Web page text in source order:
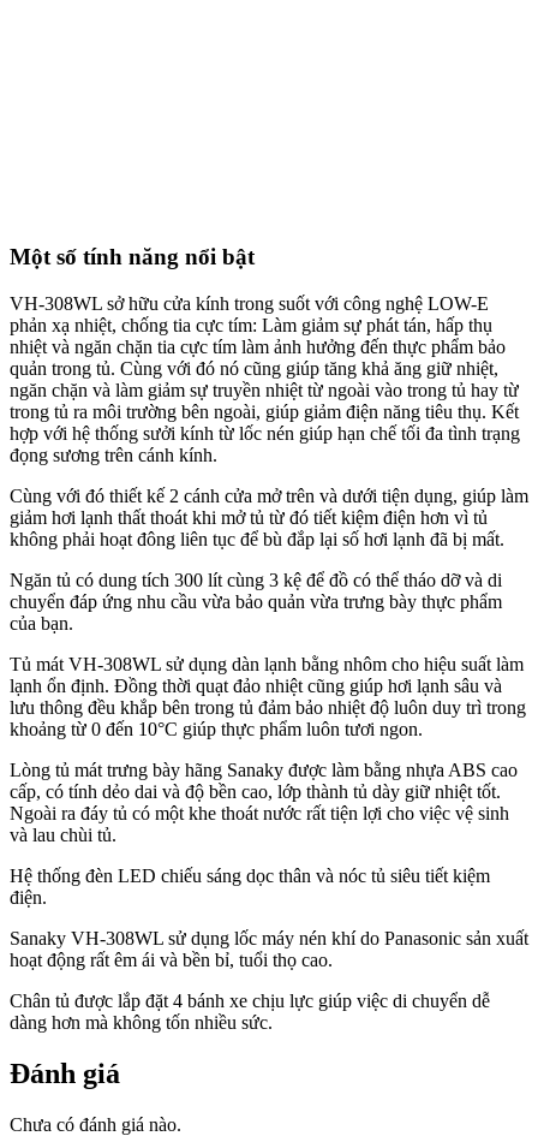
Một số tính năng nổi bật
VH-308WL sở hữu cửa kính trong suốt với công nghệ LOW-E
phản xạ nhiệt, chống tia cực tím: Làm giảm sự phát tán, hấp thụ
nhiệt và ngăn chặn tia cực tím làm ảnh hưởng đến thực phẩm bảo
quản trong tủ. Cùng với đó nó cũng giúp tăng khả ăng giữ nhiệt,
ngăn chặn và làm giảm sự truyền nhiệt từ ngoài vào trong tủ hay từ
trong tủ ra môi trường bên ngoài, giúp giảm điện năng tiêu thụ. Kết
hợp với hệ thống sưởi kính từ lốc nén giúp hạn chế tối đa tình trạng
đọng sương trên cánh kính.
Cùng với đó thiết kế 2 cánh cửa mở trên và dưới tiện dụng, giúp làm
giảm hơi lạnh thất thoát khi mở tủ từ đó tiết kiệm điện hơn vì tủ
không phải hoạt đông liên tục để bù đắp lại số hơi lạnh đã bị mất.
Ngăn tủ có dung tích 300 lít cùng 3 kệ để đồ có thể tháo dỡ và di
chuyển đáp ứng nhu cầu vừa bảo quản vừa trưng bày thực phẩm
của bạn.
Tủ mát VH-308WL sử dụng dàn lạnh bằng nhôm cho hiệu suất làm
lạnh ổn định. Đồng thời quạt đảo nhiệt cũng giúp hơi lạnh sâu và
lưu thông đều khắp bên trong tủ đảm bảo nhiệt độ luôn duy trì trong
khoảng từ 0 đến 10°C giúp thực phẩm luôn tươi ngon.
Lòng tủ mát trưng bày hãng Sanaky được làm bằng nhựa ABS cao
cấp, có tính dẻo dai và độ bền cao, lớp thành tủ dày giữ nhiệt tốt.
Ngoài ra đáy tủ có một khe thoát nước rất tiện lợi cho việc vệ sinh
và lau chùi tủ.
Hệ thống đèn LED chiếu sáng dọc thân và nóc tủ siêu tiết kiệm
điện.
Sanaky VH-308WL sử dụng lốc máy nén khí do Panasonic sản xuất
hoạt động rất êm ái và bền bỉ, tuổi thọ cao.
Chân tủ được lắp đặt 4 bánh xe chịu lực giúp việc di chuyển dễ
dàng hơn mà không tốn nhiều sức.
Đánh giá
Chưa có đánh giá nào.